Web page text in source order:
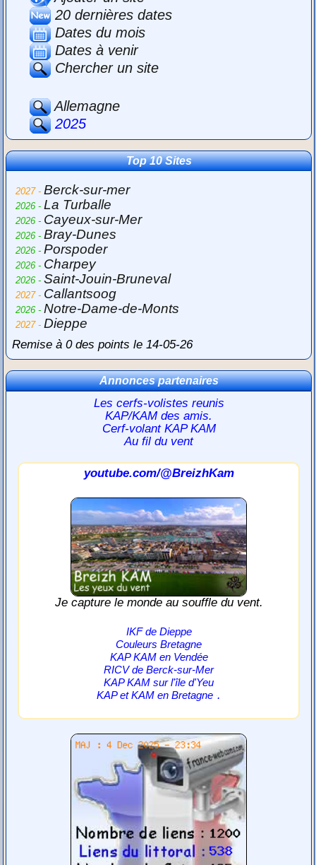
20 dernières dates
Dates du mois
Dates à venir
Chercher un site
Allemagne
2025
Top 10 Sites
2027 -Berck-sur-mer
2026 -La Turballe
2026 - Cayeux-sur-Mer
2026 -Bray-Dunes
2026 -Porspoder
2026 - Charpey
2026 -Saint-Jouin-Bruneval
2027 - Callantsoog
2026 -Notre-Dame-de-Monts
2027 -Dieppe
Remise à 0 des points le 14-05-26
Annonces partenaires
Les cerfs-volistes reunis
KAP/KAM des amis.
Cerf-volant KAP KAM
Au fil du vent
youtube.com/@BreizhKam
Je capture le monde au souffle du vent.
IKF de Dieppe
Couleurs Bretagne
KAP KAM en Vendée
RICV de Berck-sur-Mer
KAP KAM sur l'île d'Yeu
KAP et KAM en Bretagne .